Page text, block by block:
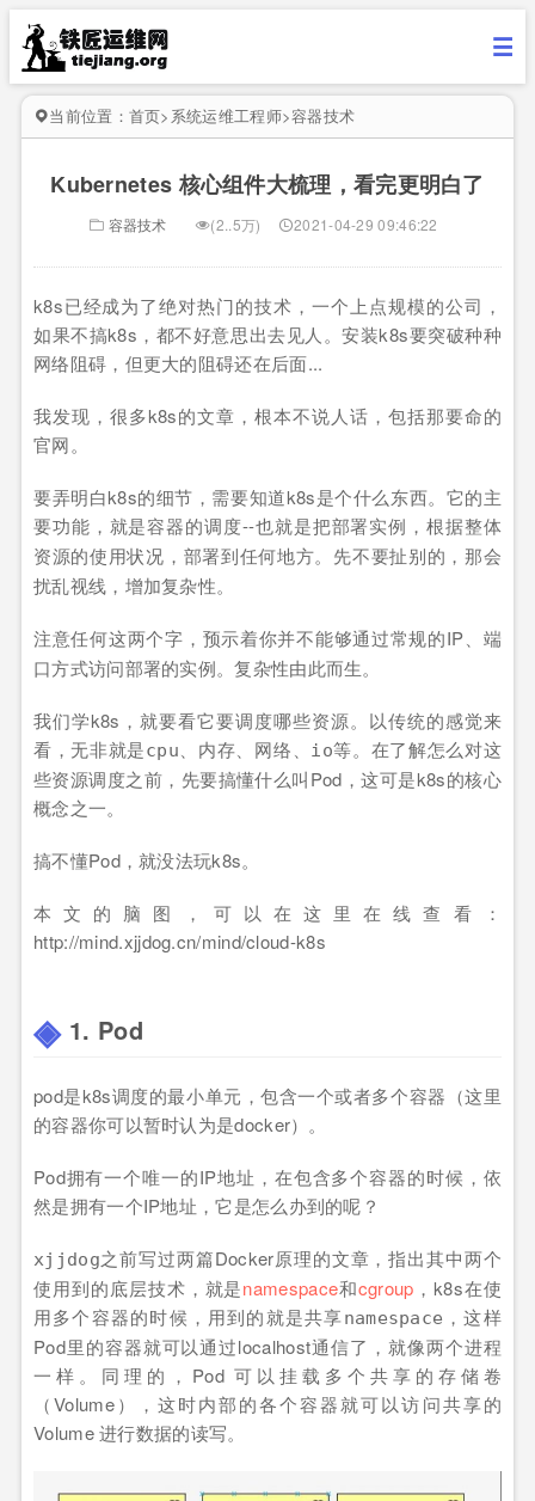
当前位置： 首页> 系统运维工程师>容器技术
Kubernetes 核心组件大梳理，看完更明白了
容器技术 (2..5万) 2021-04-29 09:46:22
k8s已经成为了绝对热门的技术，一个上点规模的公司，
如果不搞k8s，都不好意思出去见人。安装k8s要突破种种
网络阻碍，但更大的阻碍还在后面...
我发现，很多k8s的文章，根本不说人话，包括那要命的
官网。
要弄明白k8s的细节，需要知道k8s是个什么东西。它的主
要功能，就是容器的调度--也就是把部署实例，根据整体
资源的使用状况，部署到任何地方。先不要扯别的，那会
扰乱视线，增加复杂性。
注意任何这两个字，预示着你并不能够通过常规的IP、端
口方式访问部署的实例。复杂性由此而生。
我们学k8s，就要看它要调度哪些资源。以传统的感觉来
看，无非就是cpu 内存 网络 io等。在了解怎么对这
些资源调度之前，先要搞懂什么叫Pod，这可是k8s的核心
概念之一。
搞不懂Pod，就没法玩k8s。
本文的脑图，可以在这里在线查看：
http://mind.xjjdog.cn/mind/cloud-k8s
1. Pod
pod是k8s调度的最小单元，包含一个或者多个容器（这里
的容器你可以暂时认为是docker）。
Pod拥有一个唯一的IP地址，在包含多个容器的时候，依
然是拥有一个IP地址，它是怎么办到的呢？
xjjdog之前写过两篇Docker原理的文章，指出其中两个
使用到的底层技术，就是namespace和cgroup ，k8s在使
用多个容器的时候，用到的就是共享namespace ，这样
Pod里的容器就可以通过localhost通信了，就像两个进程
一样。同理的，Pod 可以挂载多个共享的存储卷
（Volume），这时内部的各个容器就可以访问共享的
Volume 进行数据的读写。